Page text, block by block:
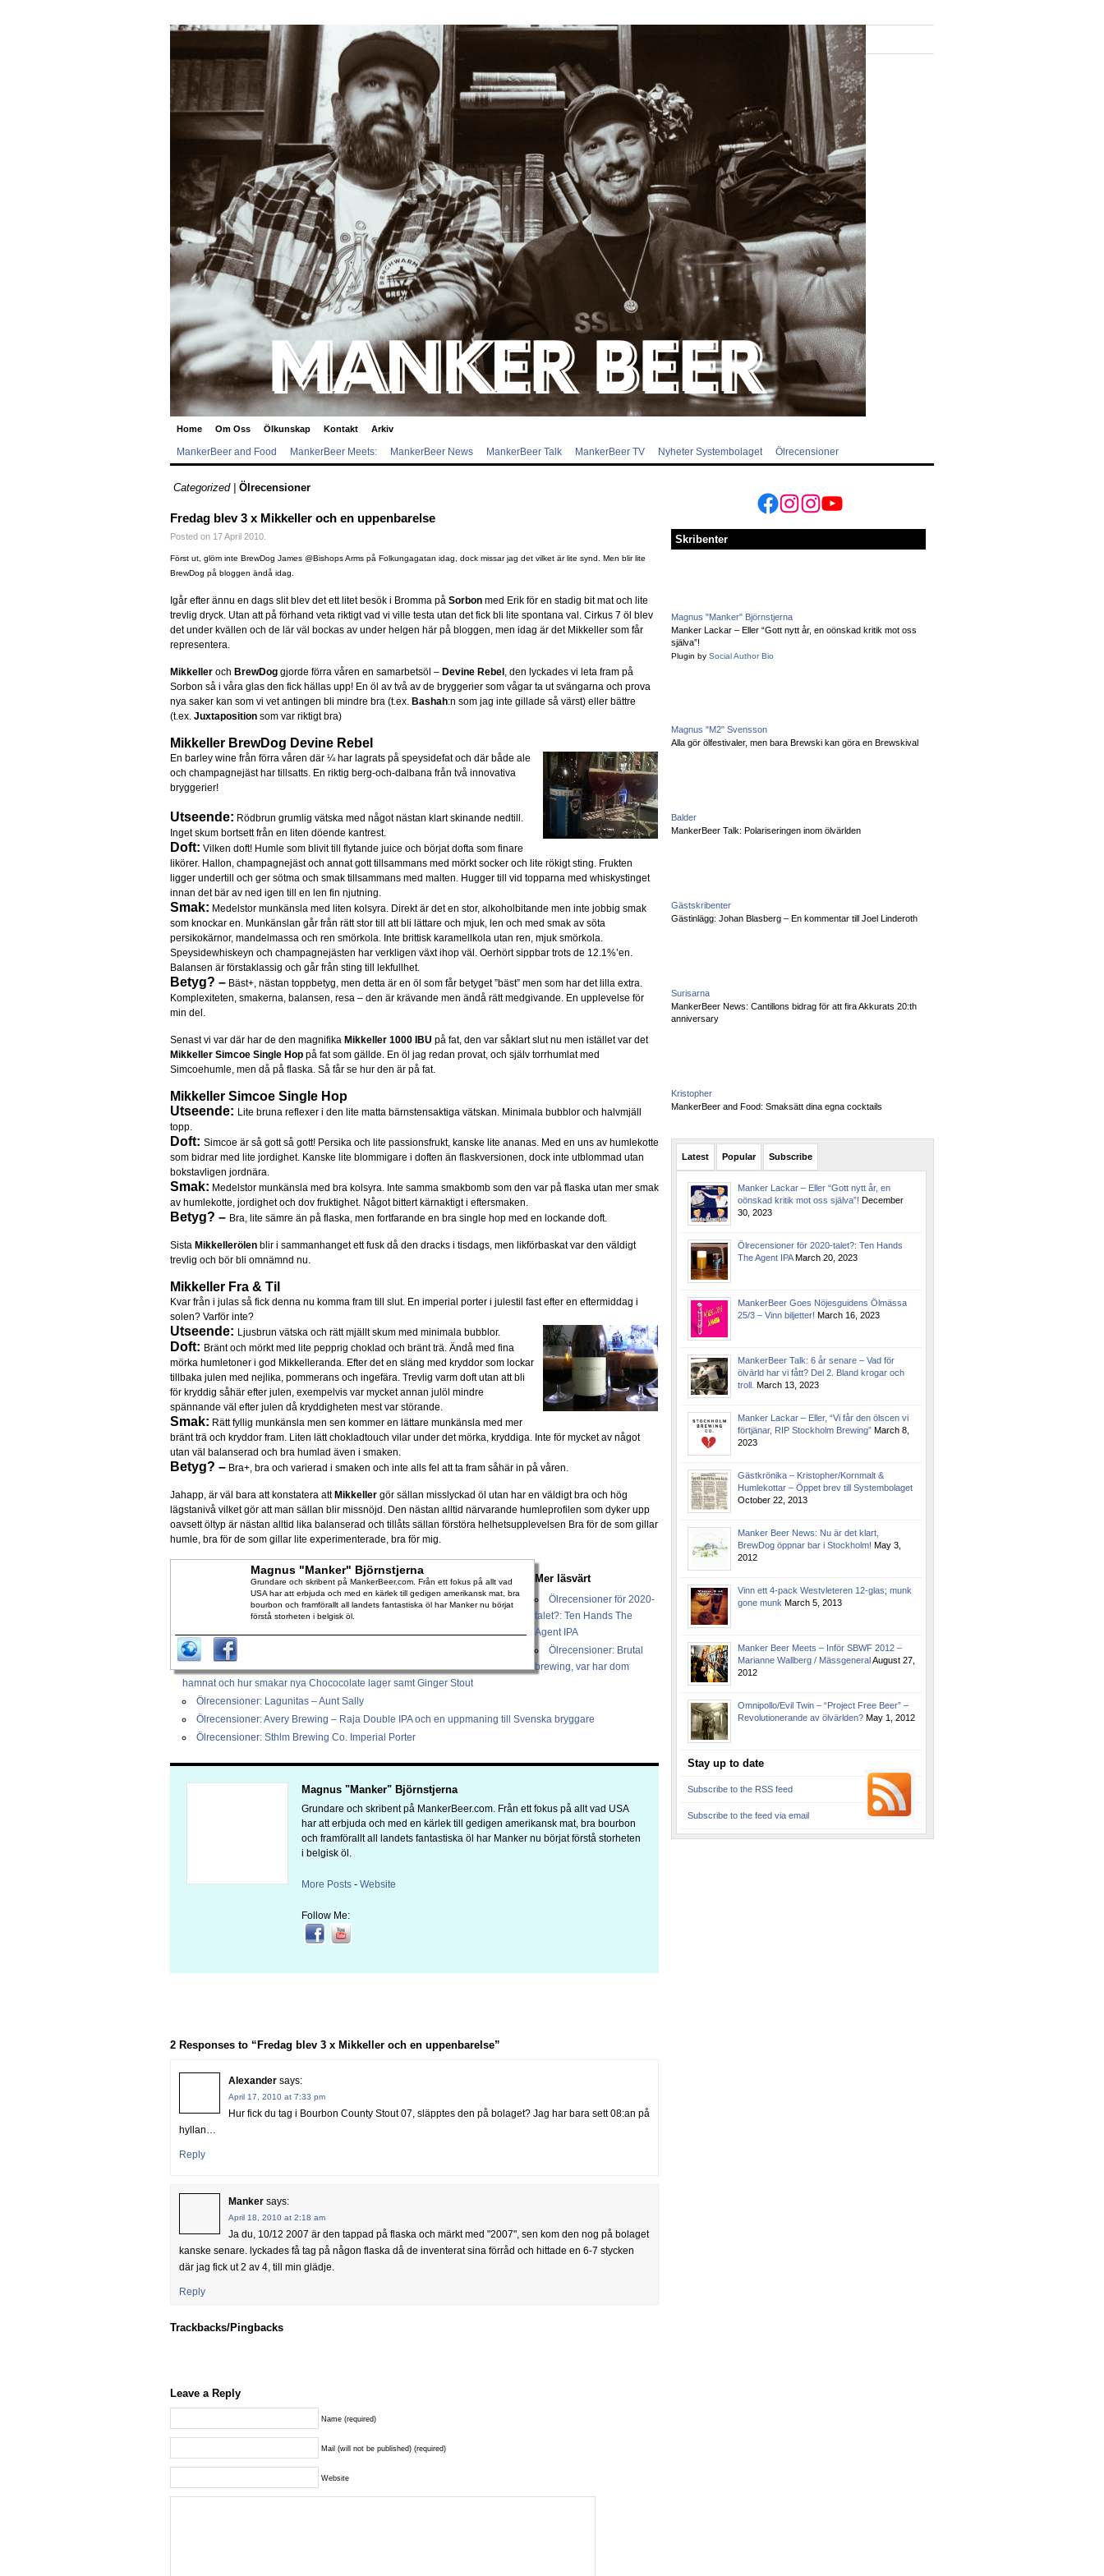
Home Om Oss Ölkunskap Kontakt Arkiv
MankerBeer and Food MankerBeer Meets: MankerBeer News MankerBeer Talk MankerBeer TV Nyheter Systembolaget Ölrecensioner
Categorized | Ölrecensioner
Fredag blev 3 x Mikkeller och en uppenbarelse
Posted on 17 April 2010.
Först ut, glöm inte BrewDog James @Bishops Arms på Folkungagatan idag, dock missar jag det vilket är lite synd. Men blir lite
BrewDog på bloggen ändå idag.
Igår efter ännu en dags slit blev det ett litet besök i Bromma på Sorbon med Erik för en stadig bit mat och lite
trevlig dryck. Utan att på förhand veta riktigt vad vi ville testa utan det fick bli lite spontana val. Cirkus 7 öl blev
det under kvällen och de lär väl bockas av under helgen här på bloggen, men idag är det Mikkeller som får
representera.
Mikkeller och BrewDog gjorde förra våren en samarbetsöl – Devine Rebel , den lyckades vi leta fram på
Sorbon så i våra glas den fick hällas upp! En öl av två av de bryggerier som vågar ta ut svängarna och prova
nya saker kan som vi vet antingen bli mindre bra (t.ex. Bashah:n som jag inte gillade så värst) eller bättre
(t.ex. Juxtaposition som var riktigt bra)
Mikkeller BrewDog Devine Rebel
En barley wine från förra våren där ¼ har lagrats på speysidefat och där både ale
och champagnejäst har tillsatts. En riktig berg-och-dalbana från två innovativa
bryggerier!
Utseende: Rödbrun grumlig vätska med något nästan klart skinande nedtill.
Inget skum bortsett från en liten döende kantrest.
Doft: Vilken doft! Humle som blivit till flytande juice och börjat dofta som finare
likörer. Hallon, champagnejäst och annat gott tillsammans med mörkt socker och lite rökigt sting. Frukten
ligger undertill och ger sötma och smak tillsammans med malten. Hugger till vid topparna med whiskystinget
innan det bär av ned igen till en len fin njutning.
Smak: Medelstor munkänsla med liten kolsyra. Direkt är det en stor, alkoholbitande men inte jobbig smak
som knockar en. Munkänslan går från rätt stor till att bli lättare och mjuk, len och med smak av söta
persikokärnor, mandelmassa och ren smörkola. Inte brittisk karamellkola utan ren, mjuk smörkola.
Speysidewhiskeyn och champagnejästen har verkligen växt ihop väl. Oerhört sippbar trots de 12.1%’en.
Balansen är förstaklassig och går från sting till lekfullhet.
Betyg? – Bäst+, nästan toppbetyg, men detta är en öl som får betyget ”bäst” men som har det lilla extra.
Komplexiteten, smakerna, balansen, resa – den är krävande men ändå rätt medgivande. En upplevelse för
min del.
Senast vi var där har de den magnifika Mikkeller 1000 IBU på fat, den var såklart slut nu men istället var det
Mikkeller Simcoe Single Hop på fat som gällde. En öl jag redan provat, och själv torrhumlat med
Simcoehumle, men då på flaska. Så får se hur den är på fat.
Mikkeller Simcoe Single Hop
Utseende: Lite bruna reflexer i den lite matta bärnstensaktiga vätskan. Minimala bubblor och halvmjäll
topp.
Doft: Simcoe är så gott så gott! Persika och lite passionsfrukt, kanske lite ananas. Med en uns av humlekotte
som bidrar med lite jordighet. Kanske lite blommigare i doften än flaskversionen, dock inte utblommad utan
bokstavligen jordnära.
Smak: Medelstor munkänsla med bra kolsyra. Inte samma smakbomb som den var på flaska utan mer smak
av humlekotte, jordighet och dov fruktighet. Något bittert kärnaktigt i eftersmaken.
Betyg? – Bra, lite sämre än på flaska, men fortfarande en bra single hop med en lockande doft.
Sista Mikkellerölen blir i sammanhanget ett fusk då den dracks i tisdags, men likförbaskat var den väldigt
trevlig och bör bli omnämnd nu.
Mikkeller Fra & Til
Kvar från i julas så fick denna nu komma fram till slut. En imperial porter i julestil fast efter en eftermiddag i
solen? Varför inte?
Utseende: Ljusbrun vätska och rätt mjällt skum med minimala bubblor.
Doft: Bränt och mörkt med lite pepprig choklad och bränt trä. Ändå med fina
mörka humletoner i god Mikkelleranda. Efter det en släng med kryddor som lockar
tillbaka julen med nejlika, pommerans och ingefära. Trevlig varm doft utan att bli
för kryddig såhär efter julen, exempelvis var mycket annan julöl mindre
spännande väl efter julen då kryddigheten mest var störande.
Smak: Rätt fyllig munkänsla men sen kommer en lättare munkänsla med mer
bränt trä och kryddor fram. Liten lätt chokladtouch vilar under det mörka, kryddiga. Inte för mycket av något
utan väl balanserad och bra humlad även i smaken.
Betyg? – Bra+, bra och varierad i smaken och inte alls fel att ta fram såhär in på våren.
Jahapp, är väl bara att konstatera att Mikkeller gör sällan misslyckad öl utan har en väldigt bra och hög
lägstanivå vilket gör att man sällan blir missnöjd. Den nästan alltid närvarande humleprofilen som dyker upp
oavsett öltyp är nästan alltid lika balanserad och tillåts sällan förstöra helhetsupplevelsen Bra för de som gillar
humle, bra för de som gillar lite experimenterade, bra för mig.
Magnus "Manker" Björnstjerna
Grundare och skribent på MankerBeer.com. Från ett fokus på allt vad
USA har att erbjuda och med en kärlek till gedigen amerikansk mat, bra
bourbon och framförallt all landets fantastiska öl har Manker nu börjat
förstå storheten i belgisk öl.
Mer läsvärt
Ölrecensioner för 2020-
talet?: Ten Hands The
Agent IPA
Ölrecensioner: Brutal
brewing, var har dom
hamnat och hur smakar nya Chococolate lager samt Ginger Stout
Ölrecensioner: Lagunitas – Aunt Sally
Ölrecensioner: Avery Brewing – Raja Double IPA och en uppmaning till Svenska bryggare
Ölrecensioner: Sthlm Brewing Co. Imperial Porter
Magnus "Manker" Björnstjerna
Grundare och skribent på MankerBeer.com. Från ett fokus på allt vad USA
har att erbjuda och med en kärlek till gedigen amerikansk mat, bra bourbon
och framförallt all landets fantastiska öl har Manker nu börjat förstå storheten
i belgisk öl.
More Posts - Website
Follow Me:
2 Responses to “Fredag blev 3 x Mikkeller och en uppenbarelse”
Alexander says:
April 17, 2010 at 7:33 pm
Hur fick du tag i Bourbon County Stout 07, släpptes den på bolaget? Jag har bara sett 08:an på
hyllan…
Reply
Manker says:
April 18, 2010 at 2:18 am
Ja du, 10/12 2007 är den tappad på flaska och märkt med "2007", sen kom den nog på bolaget
kanske senare. lyckades få tag på någon flaska då de inventerat sina förråd och hittade en 6-7 stycken
där jag fick ut 2 av 4, till min glädje.
Reply
Trackbacks/Pingbacks
Leave a Reply
Name (required)
Mail (will not be published) (required)
Website
Facebook
Instagram
Instagram
YouTube
Skribenter
Magnus "Manker" Björnstjerna
Manker Lackar – Eller “Gott nytt år, en oönskad kritik mot oss
själva”!
Plugin by Social Author Bio
Magnus "M2" Svensson
Alla gör ölfestivaler, men bara Brewski kan göra en Brewskival
Balder
MankerBeer Talk: Polariseringen inom ölvärlden
Gästskribenter
Gästinlägg: Johan Blasberg – En kommentar till Joel Linderoth
Surisarna
MankerBeer News: Cantillons bidrag för att fira Akkurats 20:th
anniversary
Kristopher
MankerBeer and Food: Smaksätt dina egna cocktails
Latest Popular Subscribe
Manker Lackar – Eller “Gott nytt år, en
oönskad kritik mot oss själva”! December
30, 2023
Ölrecensioner för 2020-talet?: Ten Hands
The Agent IPA March 20, 2023
MankerBeer Goes Nöjesguidens Ölmässa
25/3 – Vinn biljetter! March 16, 2023
MankerBeer Talk: 6 år senare – Vad för
ölvärld har vi fått? Del 2. Bland krogar och
troll. March 13, 2023
Manker Lackar – Eller, “Vi får den ölscen vi
förtjänar, RIP Stockholm Brewing” March 8,
2023